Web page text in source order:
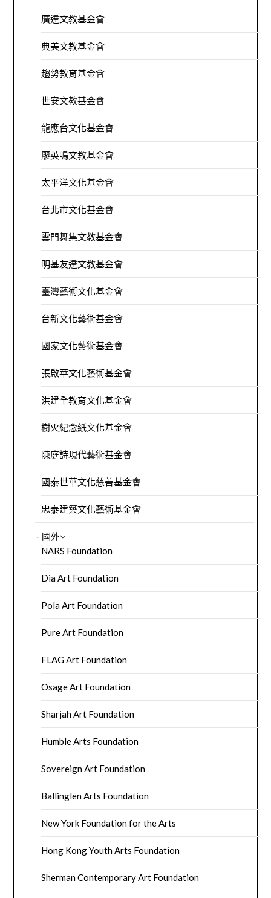
廣達文教基金會
典美文教基金會
趨勢教育基金會
世安文教基金會
龍應台文化基金會
廖英鳴文教基金會
太平洋文化基金會
台北市文化基金會
雲門舞集文教基金會
明基友達文教基金會
臺灣藝術文化基金會
台新文化藝術基金會
國家文化藝術基金會
張啟華文化藝術基金會
洪建全教育文化基金會
樹火紀念紙文化基金會
陳庭詩現代藝術基金會
國泰世華文化慈善基金會
忠泰建築文化藝術基金會
– 國外
NARS Foundation
Dia Art Foundation
Pola Art Foundation
Pure Art Foundation
FLAG Art Foundation
Osage Art Foundation
Sharjah Art Foundation
Humble Arts Foundation
Sovereign Art Foundation
Ballinglen Arts Foundation
New York Foundation for the Arts
Hong Kong Youth Arts Foundation
Sherman Contemporary Art Foundation